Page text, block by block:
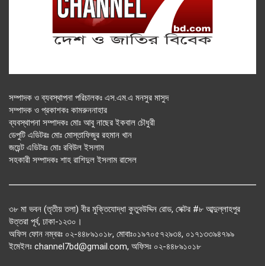
সম্পাদক ও ব্যবস্থাপনা পরিচালকঃ এস.এম.এ মনসুর মাসুদ
সম্পাদক ও প্রকাশকঃ কামরুননাহার
ব্যবস্থাপনা সম্পাদকঃ মোঃ আবু নাছের ইকবাল চৌধুরী
ডেপুটি এডিটরঃ মোঃ মোস্তাফিজুর রহমান খান
জয়েন্ট এডিটরঃ মোঃ রবিউল ইসলাম
সহকারী সম্পাদকঃ শাহ রাশিদুল ইসলাম রাসেল
৩৮ মা ভবন (তৃতীয় তলা) বীর মুক্তিযোদ্ধা কুতুবউদ্দিন রোড, সেক্টর #৮ আব্দুল্লাহপুর
উত্তরা পূর্ব, ঢাকা-১২৩০।
অফিস ফোন নম্বরঃ ০২-৪৪৮৯১০১৮, মোবাঃ০১৯৭০৫৭২৯৩৪, ০১৭১৩৩৯৪৭৯৯
ইমেইলঃ channel7bd@gmail.com, অফিসঃ ০২-৪৪৮৯১০১৮